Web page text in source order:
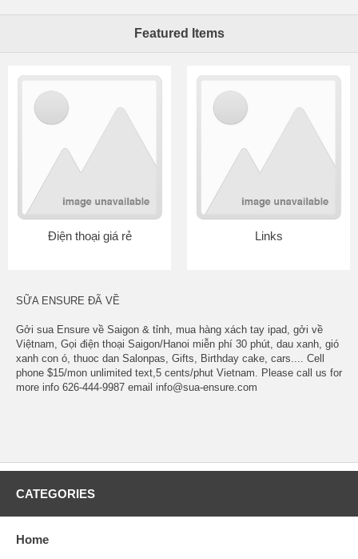
Featured Items
Điện thoại giá rẻ Links
SỮA ENSURE ĐÃ VỀ
Gởi sua Ensure về Saigon & tỉnh, mua hàng xách tay ipad, gởi về
Việtnam, Gọi điện thoại Saigon/Hanoi miễn phí 30 phút, dau xanh, gió
xanh con ó, thuoc dan Salonpas, Gifts, Birthday cake, cars.... Cell
phone $15/mon unlimited text,5 cents/phut Vietnam. Please call us for
more info 626-444-9987 email info@sua-ensure.com
CATEGORIES
Home